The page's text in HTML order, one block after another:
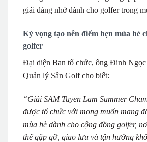
giải đáng nhớ dành cho golfer trong
Kỳ vọng tạo nên điểm hẹn mùa hè
golfer
Đại diện Ban tổ chức, ông Đinh
Quản lý Sân Golf cho biết:
“Giải SAM Tuyen Lam Summer
được tổ chức với mong muốn mang
mùa hè dành cho cộng đồng golfer,
thể gặp gỡ, giao lưu và tận hưởng